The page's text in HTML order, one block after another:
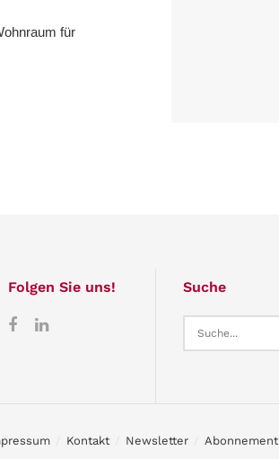
für
Folgen Sie uns! Suche
Kontakt Newsletter Abonnement